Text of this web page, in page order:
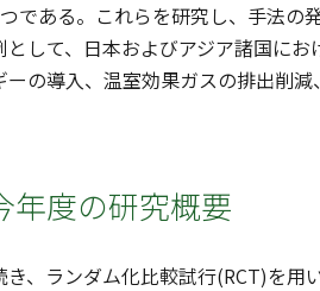
である。これらを研究し、手法の
として、日本およびアジア諸国に
ーの導入、温室効果ガスの排出削
年度の研究概要
き、ランダム化比較試行(RCT)を